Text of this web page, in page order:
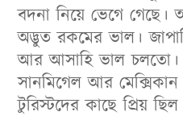
বদনা নিয়ে ভেগে গেছে।
অদ্ভুত রকমের ভাল।
আর আসাহি ভাল চলতো।
সানমিগেল আর
টুরিস্টদের কাছে প্রিয়